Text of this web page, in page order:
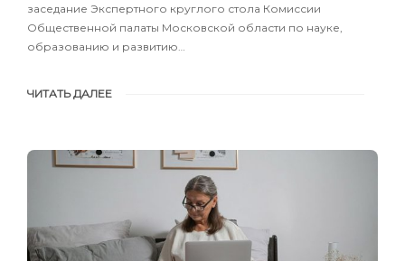
заседание Экспертного круглого стола Комиссии
Общественной палаты Московской области по науке,
образованию и развитию…
ЧИТАТЬ ДАЛЕЕ